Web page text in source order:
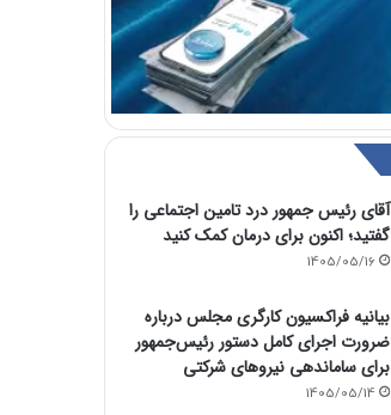
آقای رئیس جمهور درد تامین اجتماعی را
گفتید؛ اکنون برای درمان کمک کنید
1405/05/16
بیانیه فراکسیون کارگری مجلس درباره
ضرورت اجرای کامل دستور رئیس‌جمهور
برای ساماندهی نیروهای شرکتی
1405/05/14